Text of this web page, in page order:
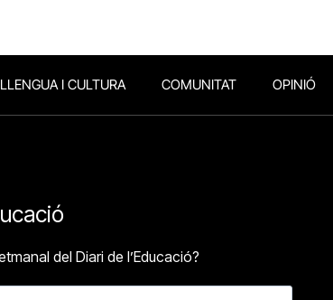
LLENGUA I CULTURA COMUNITAT OPINIÓ